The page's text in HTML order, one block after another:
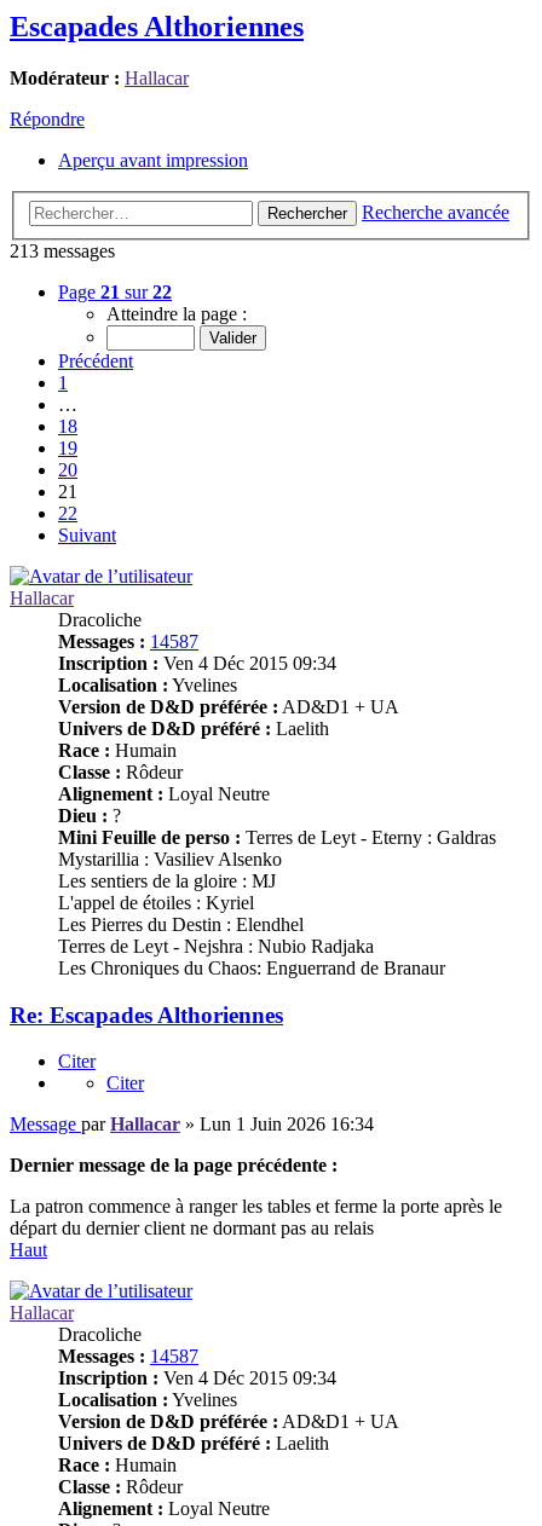
Escapades Althoriennes
Modérateur : Hallacar
Répondre
Aperçu avant impression
Rechercher
Recherche avancée
213 messages
Page 21 sur22
Atteindre la page :
Précédent
1
…
18
19
20
21
22
Suivant
Hallacar
Dracoliche
Messages : 14587
Inscription : Ven 4 Déc 2015 09:34
Localisation : Yvelines
Version de D&D préférée : AD&D1 + UA
Univers de D&D préféré : Laelith
Race : Humain
Classe : Rôdeur
Alignement : Loyal Neutre
Dieu : ?
Mini Feuille de perso : Terres de Leyt - Eterny : Galdras
Mystarillia : Vasiliev Alsenko
Les sentiers de la gloire : MJ
L'appel de étoiles : Kyriel
Les Pierres du Destin : Elendhel
Terres de Leyt - Nejshra : Nubio Radjaka
Les Chroniques du Chaos: Enguerrand de Branaur
Re: Escapades Althoriennes
Citer
Citer
Message parHallacar » Lun 1 Juin 2026 16:34
Dernier message de la page précédente :
La patron commence à ranger les tables et ferme la porte après le
départ du dernier client ne dormant pas au relais
Haut
Hallacar
Dracoliche
Messages : 14587
Inscription : Ven 4 Déc 2015 09:34
Localisation : Yvelines
Version de D&D préférée : AD&D1 + UA
Univers de D&D préféré : Laelith
Race : Humain
Classe : Rôdeur
Alignement : Loyal Neutre